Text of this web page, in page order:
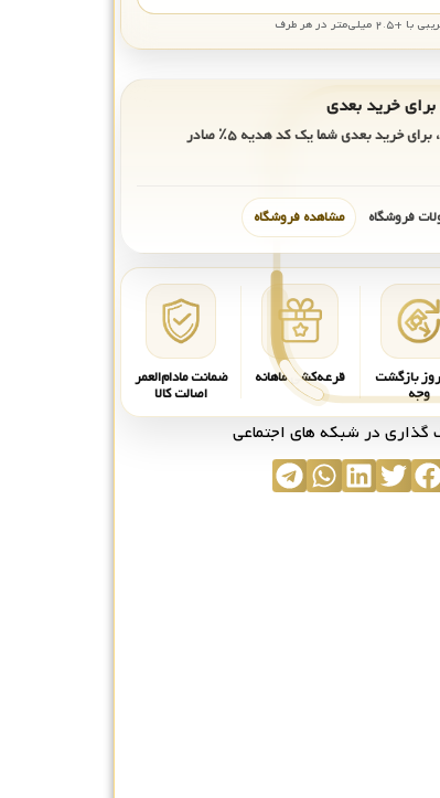
در هر طرف
برای خرید بعدی شما یک کد هدیه۵٪ صادر
فروشگاه مشاهده فروشگاه
۱۴ روز بازگشت
وجه
قرعه‌کشی ماهانه ضمانت مادام‌العمر
اصالت کالا
گذاری در شبکه های اجتماعی